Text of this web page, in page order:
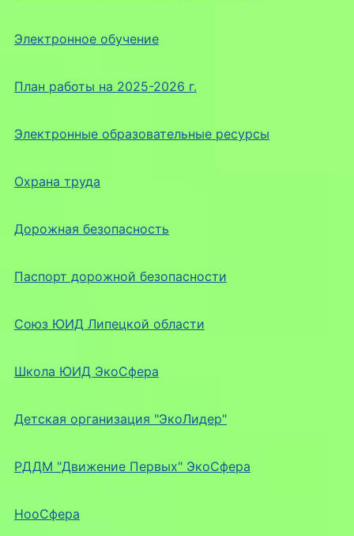
Электронное обучение
План работы на 2025-2026 г.
Электронные образовательные ресурсы
Охрана труда
Дорожная безопасность
Паспорт дорожной безопасности
Союз ЮИД Липецкой области
Школа ЮИД ЭкоСфера
Детская организация "ЭкоЛидер"
РДДМ "Движение Первых" ЭкоСфера
НооСфера